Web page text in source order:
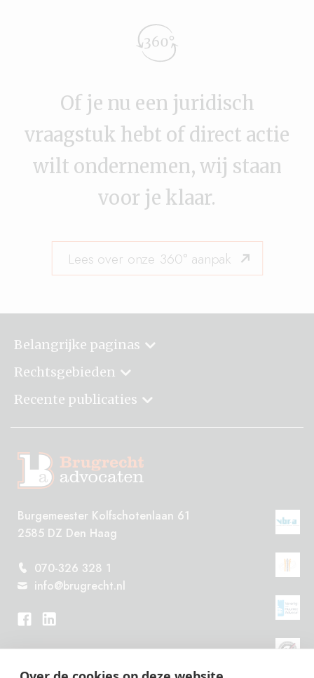
Of je nu een juridisch
vraagstuk hebt of direct actie
wilt ondernemen, wij staan
voor je klaar.
Lees over onze 360° aanpak
Belangrijke paginas
Rechtsgebieden
Recente publicaties
Burgemeester Kolfschotenlaan 61
2585 DZ Den Haag
070-326 328 1
info@brugrecht.nl